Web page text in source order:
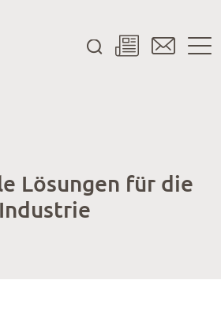
Lösungen für die
Industrie